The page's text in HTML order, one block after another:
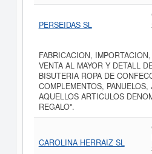
PERSEIDAS SL
FABRICACION,
VENTA AL MAYOR Y DETALL
BISUTERIA ROPA DE
COMPLEMENTOS,
AQUELLOS ARTICULOS
REGALO".
CAROLINA HERRAIZ SL